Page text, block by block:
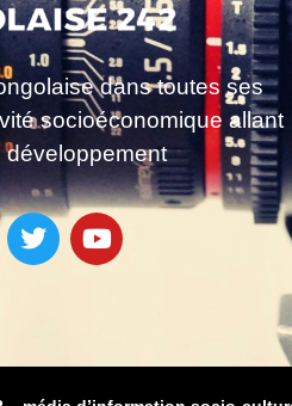
dans toutes ses
socioéconomique allant